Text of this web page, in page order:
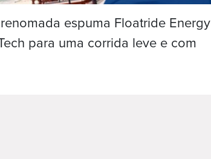
espuma Floatride Energy
para uma corrida leve e com